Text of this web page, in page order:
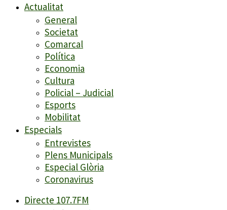
Actualitat
General
Societat
Comarcal
Política
Economia
Cultura
Policial – Judicial
Esports
Mobilitat
Especials
Entrevistes
Plens Municipals
Especial Glòria
Coronavirus
Directe 107.7FM